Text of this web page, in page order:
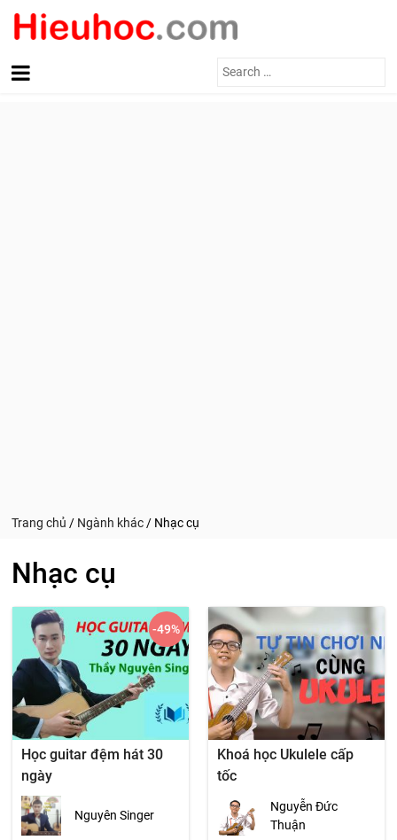
Search
Trang chủ / Ngành khác / Nhạc cụ
Nhạc cụ
Học guitar đệm hát 30
ngày
Nguyên Singer
-49%
Khoá học Ukulele cấp
tốc
Nguyễn Đức
Thuận